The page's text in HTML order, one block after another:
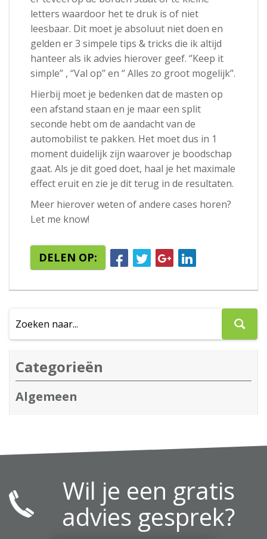
letters waardoor het te druk is of niet
leesbaar. Dit moet je absoluut niet doen en
gelden er 3 simpele tips & tricks die ik altijd
hanteer als ik advies hierover geef. ‘’Keep it
simple’’ , ‘’Val op’’ en ‘’ Alles zo groot mogelijk’’.
Hierbij moet je bedenken dat de masten op
een afstand staan en je maar een split
seconde hebt om de aandacht van de
automobilist te pakken. Het moet dus in 1
moment duidelijk zijn waarover je boodschap
gaat. Als je dit goed doet, haal je het maximale
effect eruit en zie je dit terug in de resultaten.
Meer hierover weten of andere cases horen?
Let me know!
DELEN OP:
Categorieën
Algemeen
Wil je een gratis
advies gesprek?